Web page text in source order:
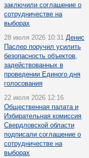
заключили соглашение о
сотрудничестве на
выборах
28 июля 2026 10:31 Денис
Паслер поручил усилить
безопасность объектов,
задействованных в
проведении Единого дня
голосования
22 июля 2026 12:16
Общественная палата и
Избирательная комиссия
Свердловской области
подписали соглашение о
сотрудничестве на
выборах